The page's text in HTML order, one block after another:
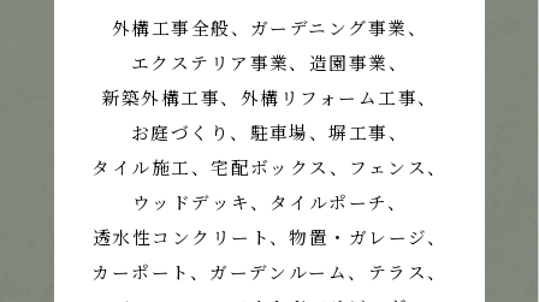
外構工事全般、ガーデニング事業、
エクステリア事業、造園事業、
新築外構工事、外構リフォーム工事、
お庭づくり、 駐車場、塀工事、
タイル施工、宅配ボックス、フェンス、
ウッドデッキ、タイルポーチ、
透水性コンクリート、物置・ガレージ、
カーポート、ガーデンルーム、テラス、